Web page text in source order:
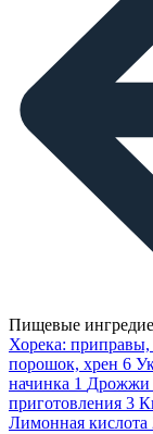
Пищевые
Хорека: приправы,
порошок, хрен 6
начинка 1 Дрожжи
приготовления 3
Лимонная кислота